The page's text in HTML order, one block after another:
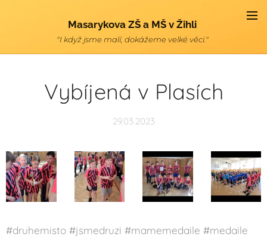
Masarykova ZŠ a MŠ v Žihli
"I když jsme malí, dokážeme velké věci."
Vybíjená v Plasích
29.03.2023
#druhemisto #jsmedruzi #mamemedaile #medaile